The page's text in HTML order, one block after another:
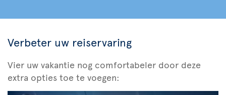
Verbeter uw reiservaring
Vier uw vakantie nog comfortabeler door deze
extra opties toe te voegen: